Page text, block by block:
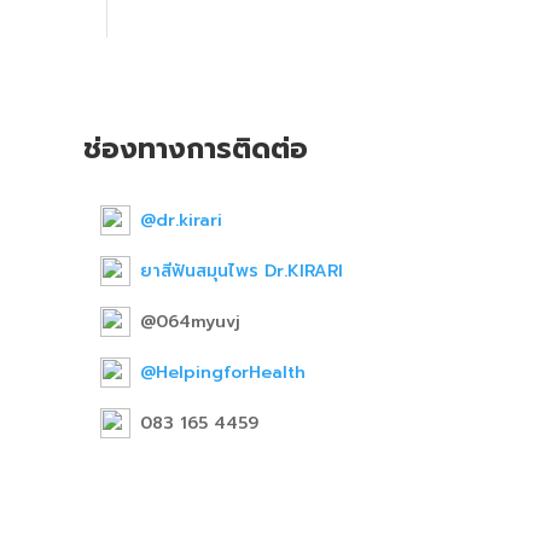
ช่องทางการติดต่อ
@dr.kirari
ยาสีฟันสมุนไพร Dr.KIRARI
@064myuvj
@HelpingforHealth
083 165 4459